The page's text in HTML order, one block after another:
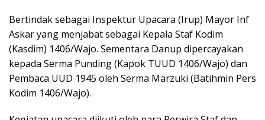
Bertindak sebagai Inspektur Upacara (Irup) Mayor Inf
Askar yang menjabat sebagai Kepala Staf Kodim
(Kasdim) 1406/Wajo. Sementara Danup dipercayakan
kepada Serma Punding (Kapok TUUD 1406/Wajo) dan
Pembaca UUD 1945 oleh Serma Marzuki (Batihmin Pers
Kodim 1406/Wajo).